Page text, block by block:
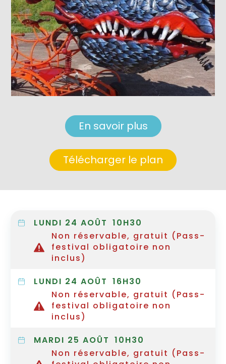
Télécharger le plan
En savoir plus
LUNDI 24 AOÛT 10H30
Non réservable, gratuit (Pass-
festival obligatoire non
inclus)
LUNDI 24 AOÛT 16H30
Non réservable, gratuit (Pass-
festival obligatoire non
inclus)
MARDI 25 AOÛT 10H30
Non réservable, gratuit (Pass-